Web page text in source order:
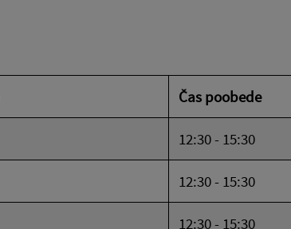
Čas poobede
12:30 - 15:30
12:30 - 15:30
12:30 - 15:30